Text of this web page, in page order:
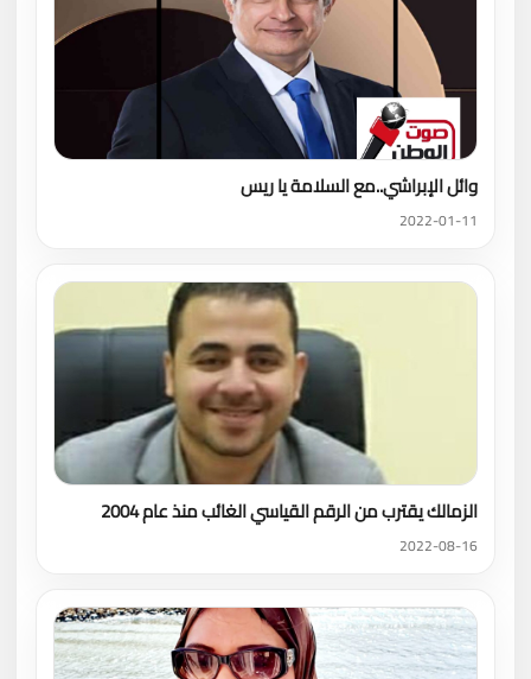
وائل الإبراشي..مع السلامة يا ريس
2022-01-11
الزمالك يقترب من الرقم القياسي الغائب منذ عام 2004
2022-08-16